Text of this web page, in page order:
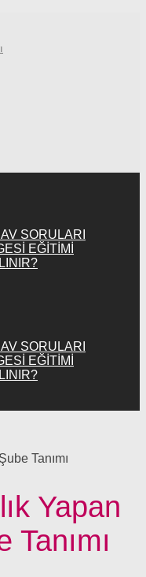
SORULARI
EĞITIMI
SORULARI
EĞITIMI
Tanımı
Yapan
Tanımı